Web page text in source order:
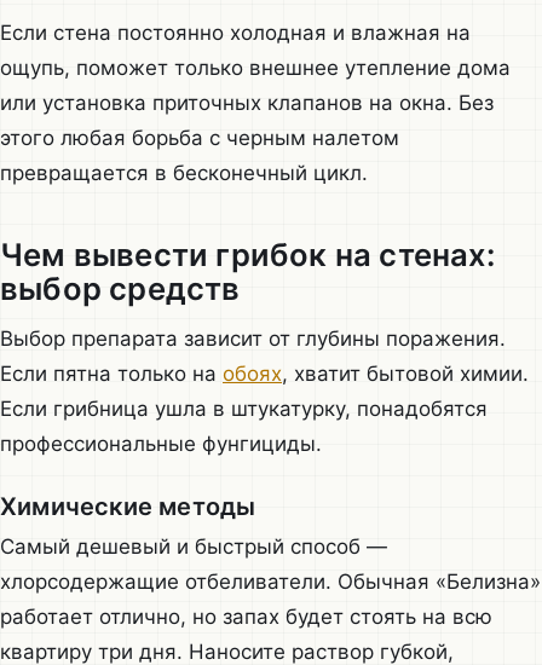
Если стена постоянно холодная и влажная на
ощупь, поможет только внешнее утепление дома
или установка приточных клапанов на окна. Без
этого любая борьба с черным налетом
превращается в бесконечный цикл.
Чем вывести грибок на стенах:
выбор средств
Выбор препарата зависит от глубины поражения.
Если пятна только на обоях, хватит бытовой химии.
Если грибница ушла в штукатурку, понадобятся
профессиональные фунгициды.
Химические методы
Самый дешевый и быстрый способ —
хлорсодержащие отбеливатели. Обычная «Белизна»
работает отлично, но запах будет стоять на всю
квартиру три дня. Наносите раствор губкой,